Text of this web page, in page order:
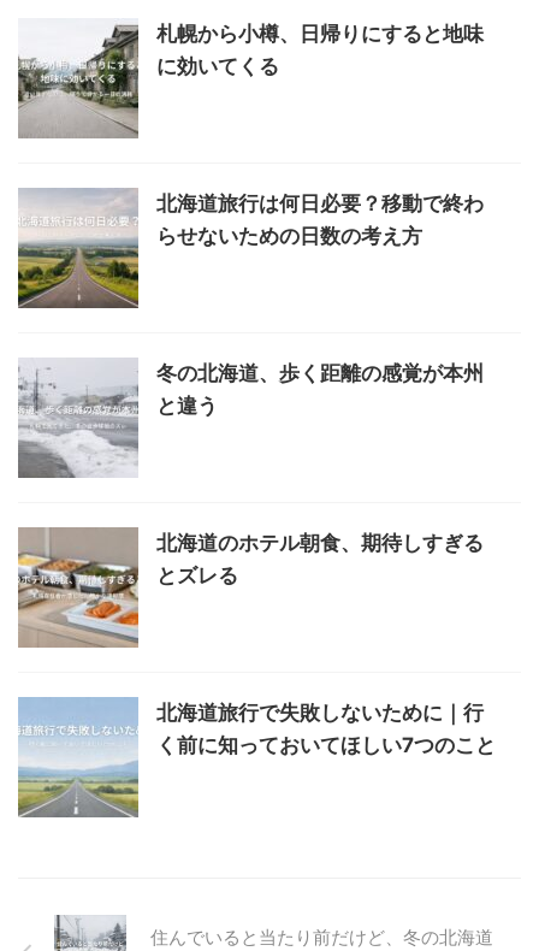
札幌から小樽、日帰りにすると地味
に効いてくる
北海道旅行は何日必要？移動で終わ
らせないための日数の考え方
冬の北海道、歩く距離の感覚が本州
と違う
北海道のホテル朝食、期待しすぎる
とズレる
北海道旅行で失敗しないために｜行
く前に知っておいてほしい7つのこと
住んでいると当たり前だけど、冬の北海道